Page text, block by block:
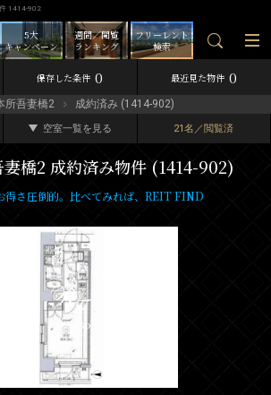
1414-902
フリーレント
検索
週間／閲覧
ランキング
5大
キャンペーン
保存した条件 0 最近見た物件 0
所吾妻橋2 成約済み (1414-902)
空室一覧を見る 21名／閲覧済
妻橋2 成約済み物件 (1414-902)
得さ圧倒的。比べてみれば、REIT FIND